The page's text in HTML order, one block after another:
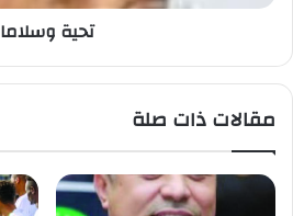
تحية وسلاما
مقالات ذات صلة